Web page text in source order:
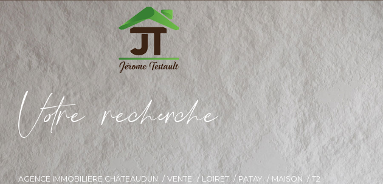
Vore recece
AGENCE IMMOBILIÈRE CHÂTEAUDUN VENTE LOIRET PATAY MAISON T2